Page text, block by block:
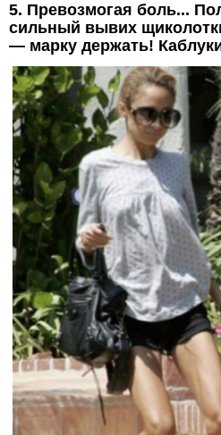
5. Превозмогая боль...
сильный вывих
— марку держать!